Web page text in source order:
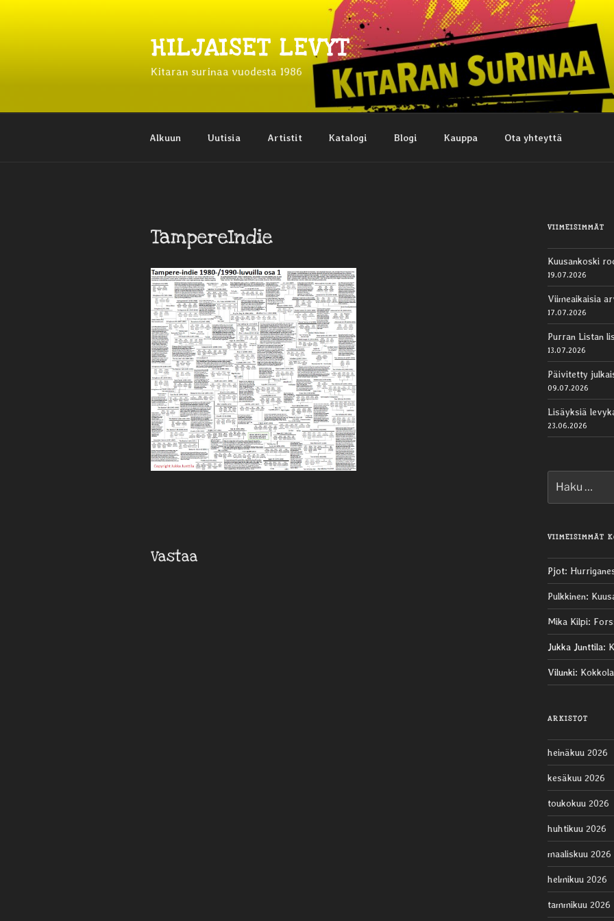
HILJAISET LEVYT
Kitaran surinaa vuodesta 1986
Alkuun Uutisia Artistit Katalogi Blogi Kauppa Ota yhteyttä
TampereIndie
Vastaa
VIIMEISIMMÄT
Kuusankoski
19.07.2026
Viimeaikaisia
17.07.2026
Purran Listan
13.07.2026
Päivitetty
09.07.2026
Lisäyksiä
23.06.2026
VIIMEISIMMÄT
Pjot:
Pulkkinen:
Mika Kilpi:
Jukka Junttila:
Vilunki:
ARKISTOT
heinäkuu 2026
kesäkuu 2026
toukokuu 2026
huhtikuu 2026
maaliskuu 2026
helmikuu 2026
tammikuu 2026